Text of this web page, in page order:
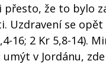
že to bylo
Uzdravení se
2 Kr 5,8-14).
v Jordánu,